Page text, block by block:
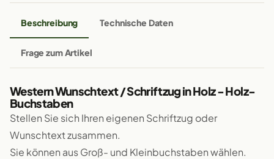
Beschreibung Technische Daten
Frage zum Artikel
Western Wunschtext / Schriftzug in Holz - Holz-
Buchstaben
Stellen Sie sich Ihren eigenen Schriftzug oder
Wunschtext zusammen.
Sie können aus Groß- und Kleinbuchstaben wählen.